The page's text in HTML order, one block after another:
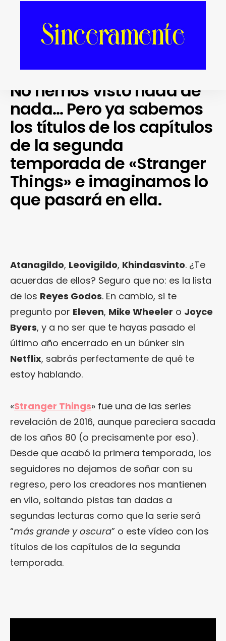
No hemos visto nada de
nada… Pero ya sabemos
los títulos de los capítulos
de la segunda
temporada de «Stranger
Things» e imaginamos lo
que pasará en ella.
Atanagildo, Leovigildo, Khindasvinto. ¿Te
acuerdas de ellos? Seguro que no: es la lista
de los Reyes Godos. En cambio, si te
pregunto por Eleven, Mike Wheeler o Joyce
Byers, y a no ser que te hayas pasado el
último año encerrado en un búnker sin
Netflix, sabrás perfectamente de qué te
estoy hablando.
«Stranger Things» fue una de las series
revelación de 2016, aunque pareciera sacada
de los años 80 (o precisamente por eso).
Desde que acabó la primera temporada, los
seguidores no dejamos de soñar con su
regreso, pero los creadores nos mantienen
en vilo, soltando pistas tan dadas a
segundas lecturas como que la serie será
“más grande y oscura” o este vídeo con los
títulos de los capítulos de la segunda
temporada.